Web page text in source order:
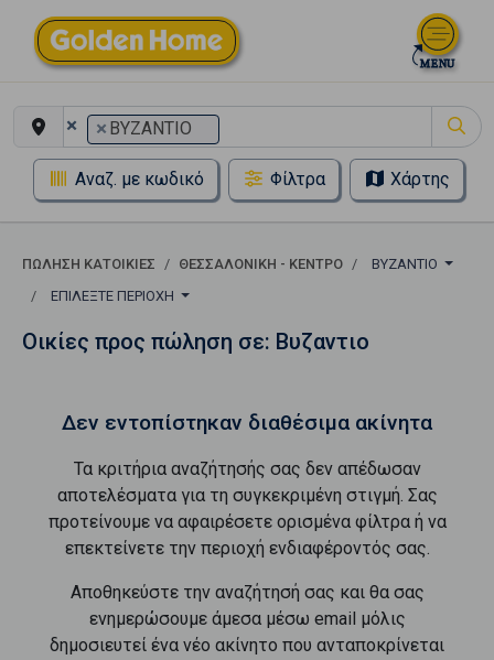
× × ΒΥΖΑΝΤΙΟ
Αναζ. με κωδικό Φίλτρα Χάρτης
ΠΏΛΗΣΗ ΚΑΤΟΙΚΊΕΣ ΘΕΣΣΑΛΟΝΙΚΗ - ΚΕΝΤΡΟ
ΒΥΖΑΝΤΙΟ
ΕΠΙΛΈΞΤΕ ΠΕΡΙΟΧΉ
Οικίες προς πώληση σε: Βυζαντιο
Δεν εντοπίστηκαν διαθέσιμα ακίνητα
Τα κριτήρια αναζήτησής σας δεν απέδωσαν
αποτελέσματα για τη συγκεκριμένη στιγμή. Σας
προτείνουμε να αφαιρέσετε ορισμένα φίλτρα ή να
επεκτείνετε την περιοχή ενδιαφέροντός σας.
Αποθηκεύστε την αναζήτησή σας και θα σας
ενημερώσουμε άμεσα μέσω email μόλις
δημοσιευτεί ένα νέο ακίνητο που ανταποκρίνεται